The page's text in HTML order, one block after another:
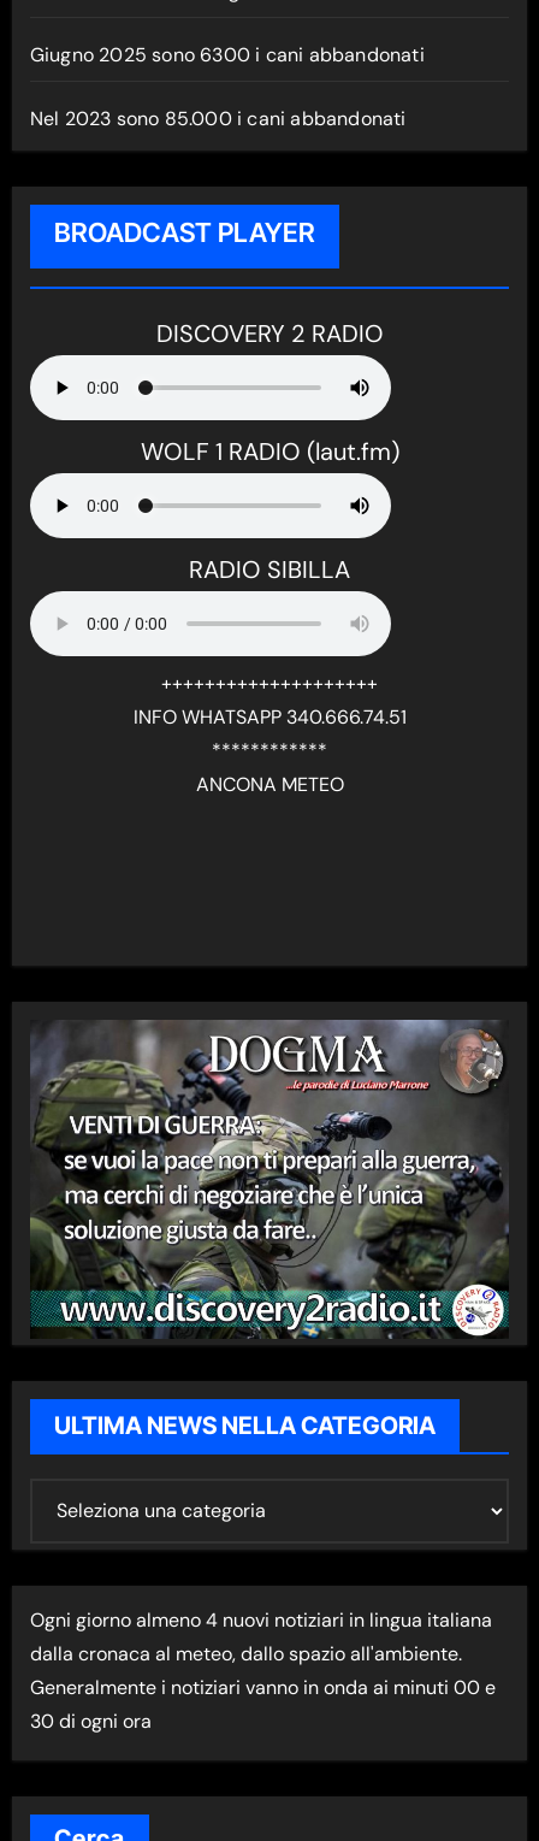
Giugno 2025 sono 6300 i cani abbandonati
Nel 2023 sono 85.000 i cani abbandonati
BROADCAST PLAYER
DISCOVERY 2 RADIO
WOLF 1 RADIO (laut.fm)
RADIO SIBILLA
++++++++++++++++++++
INFO WHATSAPP 340.666.74.51
************
ANCONA METEO
ULTIMA NEWS NELLA CATEGORIA
I
M
A
N
E
W
S
Ogni giorno almeno 4 nuovi notiziari in lingua italiana
dalla cronaca al meteo, dallo spazio all'ambiente.
Generalmente i notiziari vanno in onda ai minuti 00 e
30 di ogni ora